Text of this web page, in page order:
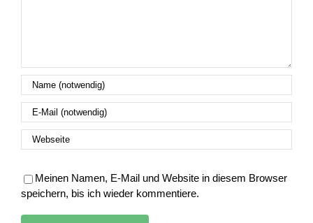
Meinen Namen, E-Mail und Website in diesem Browser
speichern, bis ich wieder kommentiere.